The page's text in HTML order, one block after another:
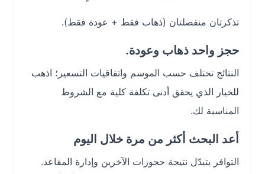
تذكرتان منفصلتان (ذهاب فقط + عودة فقط).
حجز واحد ذهاب وعودة.
النتائج تختلف حسب الموسم واتفاقيات التسعير؛ اذهب
للخيار الذي يحقق أدنى تكلفة كلية مع الشروط
المناسبة لك.
أعد البحث أكثر من مرة خلال اليوم
التوافر يتبدّل نتيجة حجوزات الآخرين وإدارة المقاعد.